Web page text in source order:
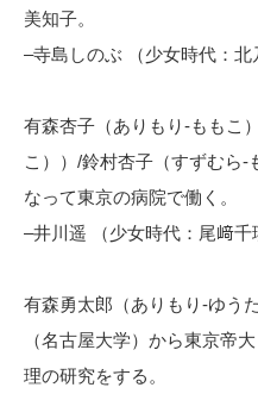
美知子。
–寺島しのぶ （少女時代：北
有森杏子（ありもり-ももこ
こ））/鈴村杏子（すずむら-
なって東京の病院で働く。
–井川遥 （少女時代：尾﨑千
有森勇太郎（ありもり-ゆう
（名古屋大学）から東京帝
理の研究をする。